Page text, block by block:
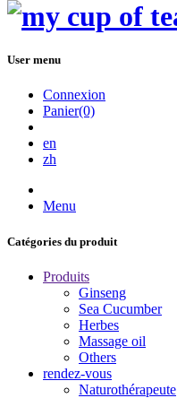
User menu
Connexion
Panier(0)
en
zh
Menu
Catégories du produit
Produits
Ginseng
Sea Cucumber
Herbes
Massage oil
Others
rendez-vous
Naturothérapeute